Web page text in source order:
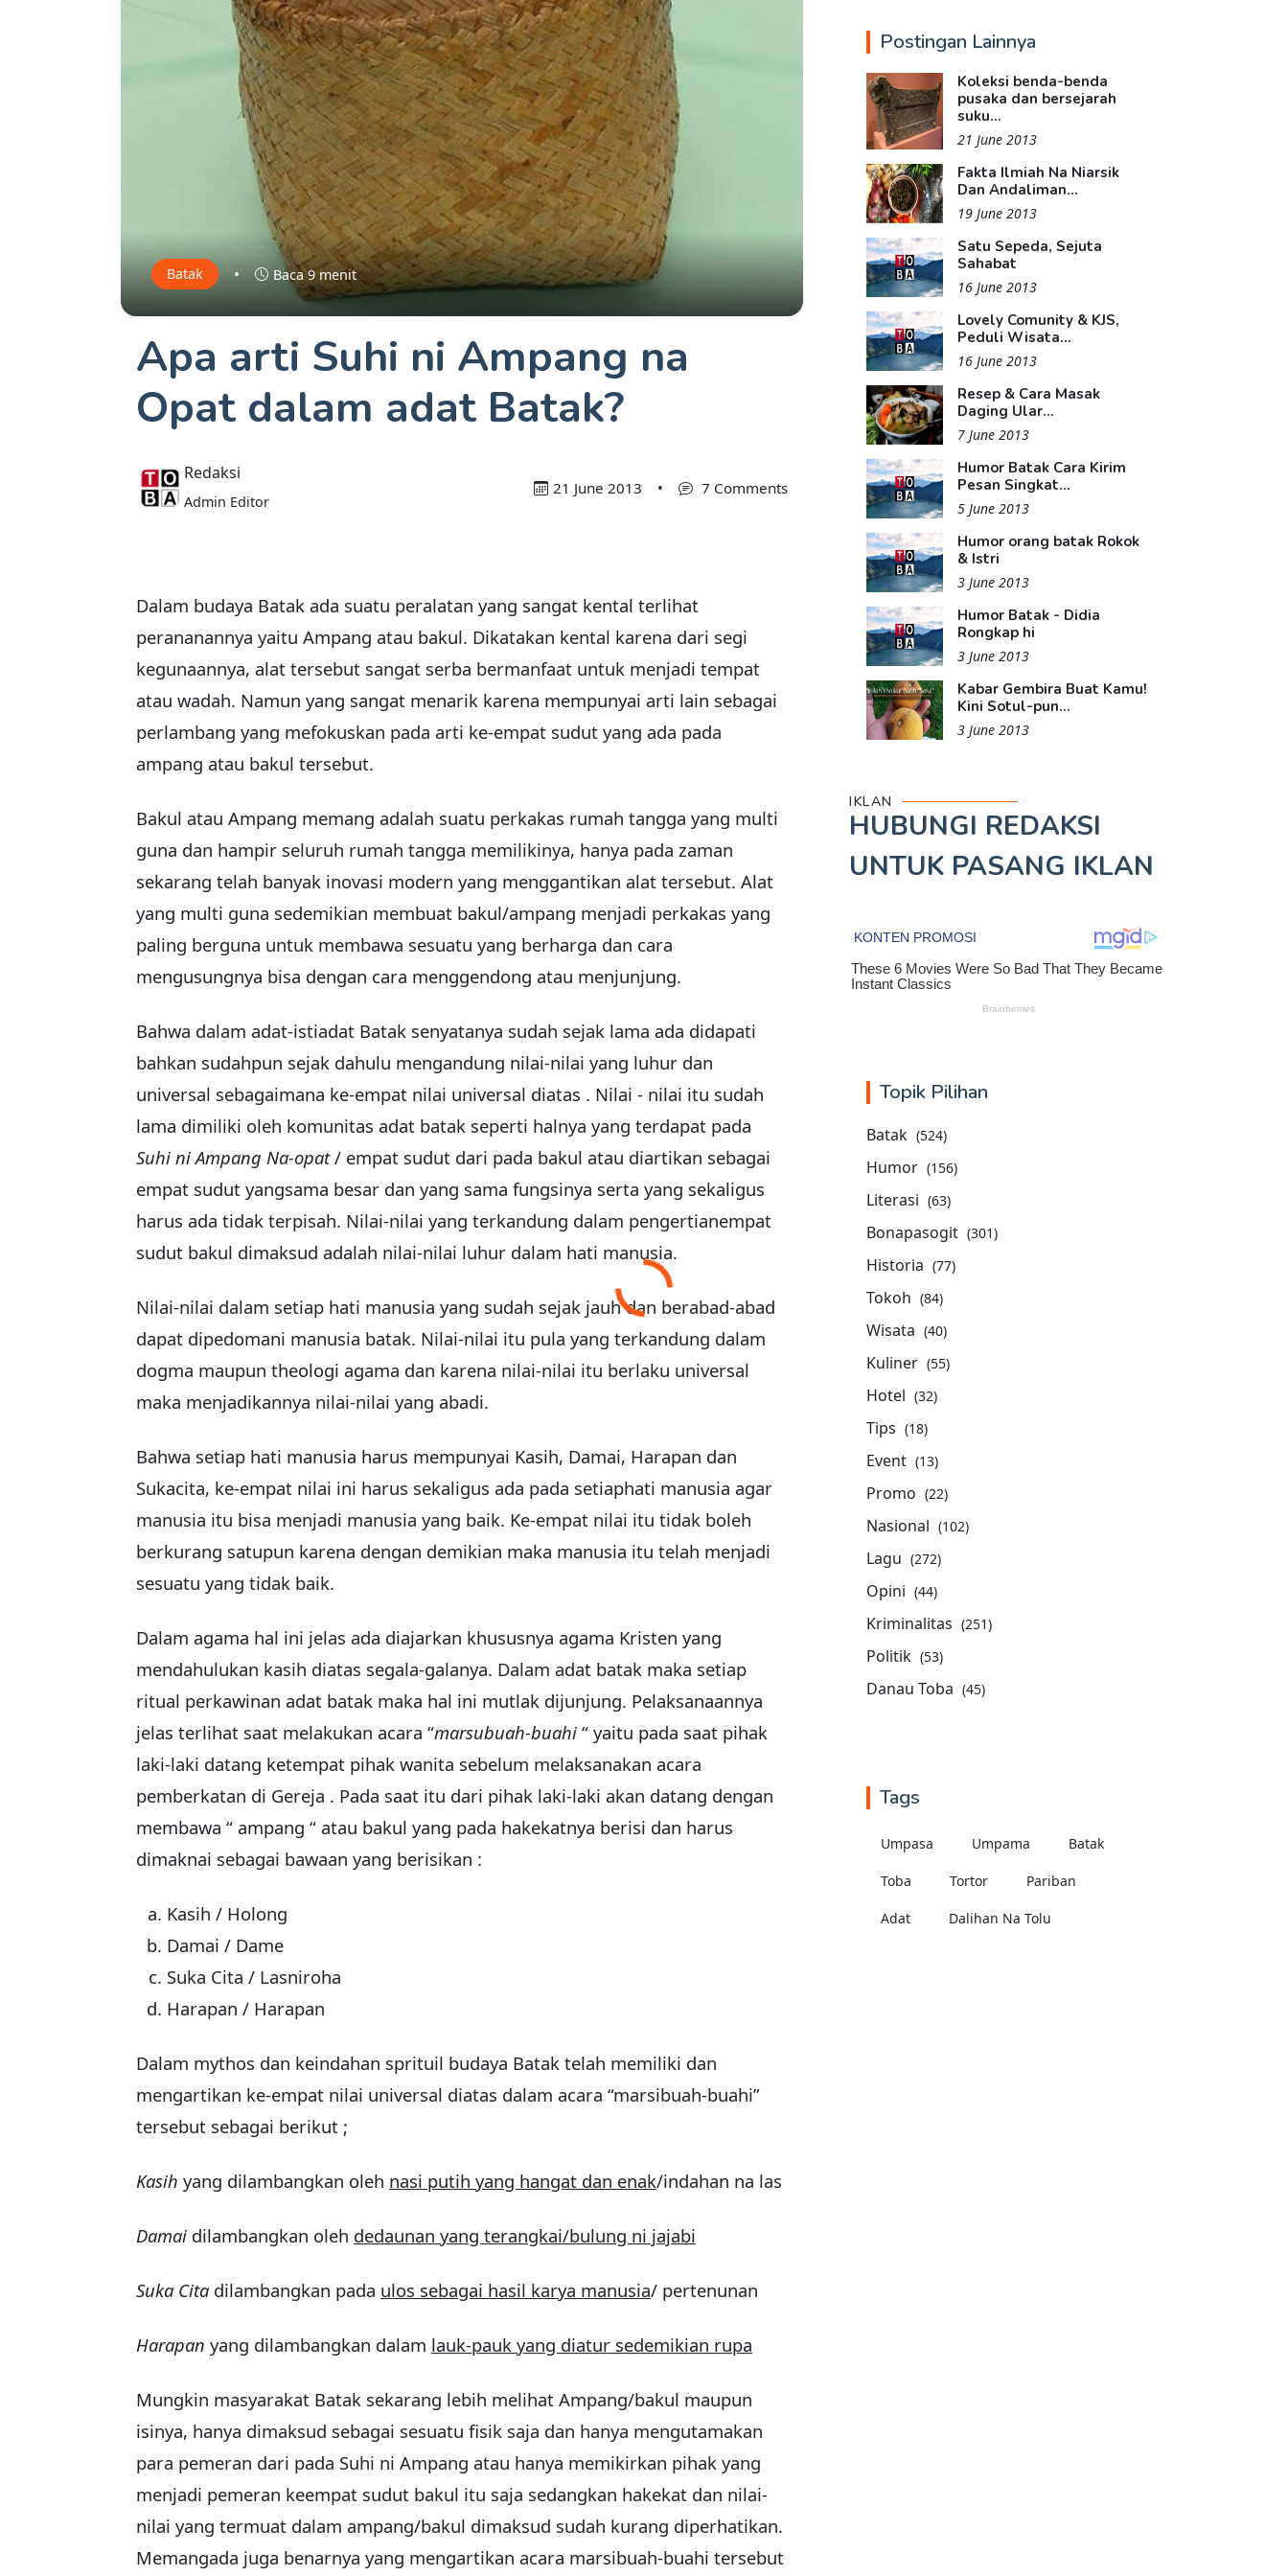
Batak • Baca 9 menit
Apa arti Suhi ni Ampang na
Opat dalam adat Batak?
Redaksi
Admin Editor
21 June 2013 • 7 Comments
Dalam budaya Batak ada suatu peralatan yang sangat kental terlihat
perananannya yaitu Ampang atau bakul. Dikatakan kental karena dari segi
kegunaannya, alat tersebut sangat serba bermanfaat untuk menjadi tempat
atau wadah. Namun yang sangat menarik karena mempunyai arti lain sebagai
perlambang yang mefokuskan pada arti ke-empat sudut yang ada pada
ampang atau bakul tersebut.
Bakul atau Ampang memang adalah suatu perkakas rumah tangga yang multi
guna dan hampir seluruh rumah tangga memilikinya, hanya pada zaman
sekarang telah banyak inovasi modern yang menggantikan alat tersebut. Alat
yang multi guna sedemikian membuat bakul/ampang menjadi perkakas yang
paling berguna untuk membawa sesuatu yang berharga dan cara
mengusungnya bisa dengan cara menggendong atau menjunjung.
Bahwa dalam adat-istiadat Batak senyatanya sudah sejak lama ada didapati
bahkan sudahpun sejak dahulu mengandung nilai-nilai yang luhur dan
universal sebagaimana ke-empat nilai universal diatas . Nilai - nilai itu sudah
lama dimiliki oleh komunitas adat batak seperti halnya yang terdapat pada
Suhi ni Ampang Na-opat/ empat sudut dari pada bakul atau diartikan sebagai
empat sudut yangsama besar dan yang sama fungsinya serta yang sekaligus
harus ada tidak terpisah. Nilai-nilai yang terkandung dalam pengertianempat
sudut bakul dimaksud adalah nilai-nilai luhur dalam hati manusia.
Nilai-nilai dalam setiap hati manusia yang sudah sejak jauh dan berabad-abad
dapat dipedomani manusia batak. Nilai-nilai itu pula yang terkandung dalam
dogma maupun theologi agama dan karena nilai-nilai itu berlaku universal
maka menjadikannya nilai-nilai yang abadi.
Bahwa setiap hati manusia harus mempunyai Kasih, Damai, Harapan dan
Sukacita, ke-empat nilai ini harus sekaligus ada pada setiaphati manusia agar
manusia itu bisa menjadi manusia yang baik. Ke-empat nilai itu tidak boleh
berkurang satupun karena dengan demikian maka manusia itu telah menjadi
sesuatu yang tidak baik.
Dalam agama hal ini jelas ada diajarkan khususnya agama Kristen yang
mendahulukan kasih diatas segala-galanya. Dalam adat batak maka setiap
ritual perkawinan adat batak maka hal ini mutlak dijunjung. Pelaksanaannya
jelas terlihat saat melakukan acara “marsubuah-buahi “ yaitu pada saat pihak
laki-laki datang ketempat pihak wanita sebelum melaksanakan acara
pemberkatan di Gereja . Pada saat itu dari pihak laki-laki akan datang dengan
membawa “ ampang “ atau bakul yang pada hakekatnya berisi dan harus
dimaknai sebagai bawaan yang berisikan :
Kasih / Holong
Damai / Dame
Suka Cita / Lasniroha
Harapan / Harapan
Dalam mythos dan keindahan sprituil budaya Batak telah memiliki dan
mengartikan ke-empat nilai universal diatas dalam acara “marsibuah-buahi”
tersebut sebagai berikut ;
Kasih yang dilambangkan oleh nasi putih yang hangat dan enak/indahan na las
Damai dilambangkan oleh dedaunan yang terangkai/bulung ni jajabi
Suka Cita dilambangkan pada ulos sebagai hasil karya manusia/ pertenunan
Harapan yang dilambangkan dalam lauk-pauk yang diatur sedemikian rupa
Mungkin masyarakat Batak sekarang lebih melihat Ampang/bakul maupun
isinya, hanya dimaksud sebagai sesuatu fisik saja dan hanya mengutamakan
para pemeran dari pada Suhi ni Ampang atau hanya memikirkan pihak yang
menjadi pemeran keempat sudut bakul itu saja sedangkan hakekat dan nilai-
nilai yang termuat dalam ampang/bakul dimaksud sudah kurang diperhatikan.
Memangada juga benarnya yang mengartikan acara marsibuah-buahi tersebut
Postingan Lainnya
Koleksi benda-benda
pusaka dan bersejarah
suku...
21 June 2013
Fakta Ilmiah Na Niarsik
Dan Andaliman...
19 June 2013
Satu Sepeda, Sejuta
Sahabat
16 June 2013
Lovely Comunity & KJS,
Peduli Wisata...
16 June 2013
Resep & Cara Masak
Daging Ular...
7 June 2013
Humor Batak Cara Kirim
Pesan Singkat...
5 June 2013
Humor orang batak Rokok
& Istri
3 June 2013
Humor Batak - Didia
Rongkap hi
3 June 2013
Kabar Gembira Buat Kamu!
Kini Sotul-pun...
3 June 2013
IKLAN
HUBUNGI REDAKSI
UNTUK PASANG IKLAN
Topik Pilihan
Batak (524)
Humor (156)
Literasi (63)
Bonapasogit (301)
Historia (77)
Tokoh (84)
Wisata (40)
Kuliner (55)
Hotel (32)
Tips (18)
Event (13)
Promo (22)
Nasional (102)
Lagu (272)
Opini (44)
Kriminalitas (251)
Politik (53)
Danau Toba (45)
Tags
Umpasa Umpama Batak
Toba Tortor Pariban
Adat Dalihan Na Tolu